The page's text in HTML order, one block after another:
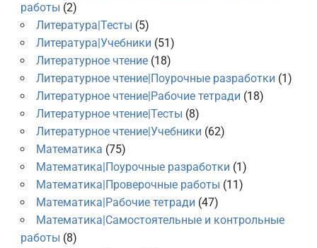
работы (2)
Литература|Тесты (5)
Литература|Учебники (51)
Литературное чтение(18)
Литературное чтение|Поурочные разработки (1)
Литературное чтение|Рабочие тетради (18)
Литературное чтение|Тесты (8)
Литературное чтение|Учебники (62)
Математика (75)
Математика|Поурочные разработки (1)
Математика|Проверочные работы (11)
Математика|Рабочие тетради (47)
Математика|Самостоятельные и контрольные
работы (8)